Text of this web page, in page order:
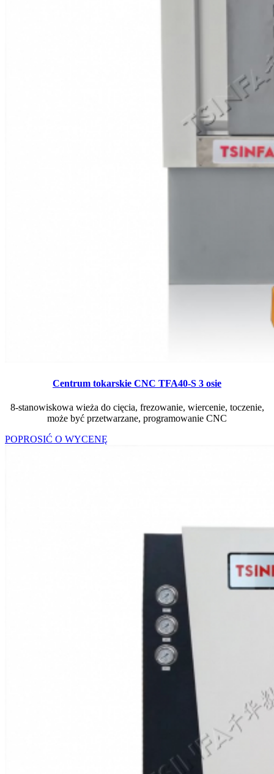
Centrum tokarskie CNC TFA40-S 3 osie
8-stanowiskowa wieża do cięcia, frezowanie, wiercenie, toczenie,
może być przetwarzane, programowanie CNC
POPROSIĆ O WYCENĘ